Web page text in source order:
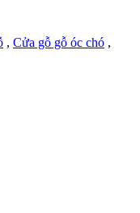
, Cửa gỗ gỗ óc chó ,